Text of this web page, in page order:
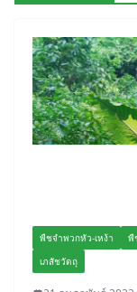
พืชจำพวกหัว-เหง้า พื
เภสัชวัตถุ